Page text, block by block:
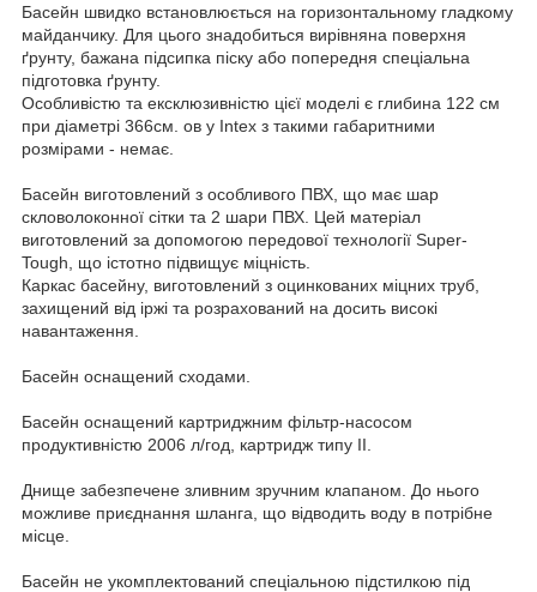
Басейн швидко встановлюється на горизонтальному гладкому
майданчику. Для цього знадобиться вирівняна поверхня
ґрунту, бажана підсипка піску або попередня спеціальна
підготовка ґрунту.
Особливістю та ексклюзивністю цієї моделі є глибина 122 см
при діаметрі 366см. ов у Intex з такими габаритними
розмірами - немає.
Басейн виготовлений з особливого ПВХ, що має шар
скловолоконної сітки та 2 шари ПВХ. Цей матеріал
виготовлений за допомогою передової технології Super-
Tough, що істотно підвищує міцність.
Каркас басейну, виготовлений з оцинкованих міцних труб,
захищений від іржі та розрахований на досить високі
навантаження.
Басейн оснащений сходами.
Басейн оснащений картриджним фільтр-насосом
продуктивністю 2006 л/год, картридж типу II.
Днище забезпечене зливним зручним клапаном. До нього
можливе приєднання шланга, що відводить воду в потрібне
місце.
Басейн не укомплектований спеціальною підстилкою під